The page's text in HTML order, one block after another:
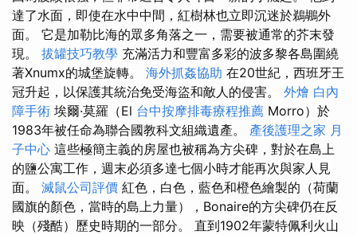
達了水面，即使在水中中間，紅樹林也立即沉迷於鵜鶘外
面。 它是加勒比海的眾多角落之一，需要被通常的芥末發
現。 拔罐技巧教學 充滿活力和豐富多彩的波多黎各島圍繞
著Xnumx的城堡旋轉。 海外抓姦協助 在20世紀，西班牙王
冠升起，以保護其統治免受海盜和敵人的侵害。 外燴 白內
障手術 埃爾·莫羅（El 台中按摩排毒療程推薦 Morro）於
1983年被任命為聯合國教科文組織遺產。 產後護理之家 月
子中心 這些極簡主義的房屋也被稱為方尖碑，對於在島上
的鹽公寓工作，週末必須多達七個小時才能再次與家人見
面。 滅鼠公司評價 紅色，白色，藍色和橙色繪製的（荷蘭
國旗的顏色，當時的島上力量），Bonaire的方尖碑仍在反
映（殘酷）歷史時期的一部分。 直到1902年蒙特佩利火山